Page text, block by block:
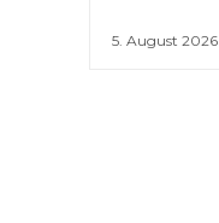
5. August 2026